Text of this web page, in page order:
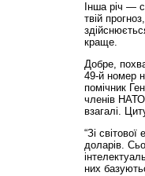
Інша річ —
твій
краще.
Добре,
49-й номер
помічник
членів
взагалі.
“Зі
доларів.
них